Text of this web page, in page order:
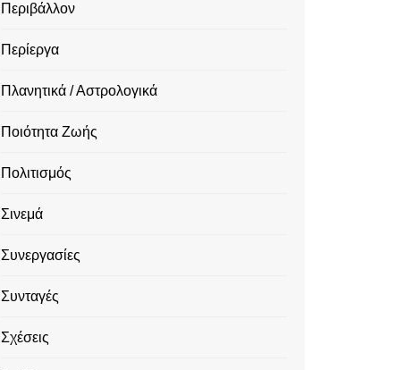
Περιβάλλον
Περίεργα
Πλανητικά / Αστρολογικά
Ποιότητα Ζωής
Πολιτισμός
Σινεμά
Συνεργασίες
Συνταγές
Σχέσεις